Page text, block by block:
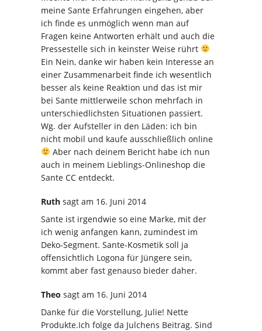
meine Sante Erfahrungen eingehen, aber
ich finde es unmöglich wenn man auf
Fragen keine Antworten erhält und auch die
Pressestelle sich in keinster Weise rührt
Ein Nein, danke wir haben kein Interesse an
einer Zusammenarbeit finde ich wesentlich
besser als keine Reaktion und das ist mir
bei Sante mittlerweile schon mehrfach in
unterschiedlichsten Situationen passiert.
Wg. der Aufsteller in den Läden: ich bin
nicht mobil und kaufe ausschließlich online
Aber nach deinem Bericht habe ich nun
auch in meinem Lieblings-Onlineshop die
Sante CC entdeckt.
Ruth sagt am 16. Juni 2014
Sante ist irgendwie so eine Marke, mit der
ich wenig anfangen kann, zumindest im
Deko-Segment. Sante-Kosmetik soll ja
offensichtlich Logona für Jüngere sein,
kommt aber fast genauso bieder daher.
Theo sagt am 16. Juni 2014
Danke für die Vorstellung, Julie! Nette
Produkte.Ich folge da Julchens Beitrag. Sind